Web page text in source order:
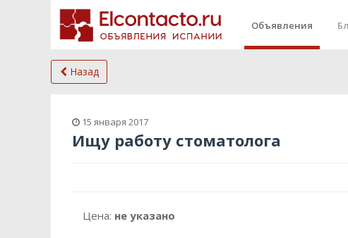
Объявления
Назад
15 января 2017
Ищу работу стоматолога
Цена: не указано